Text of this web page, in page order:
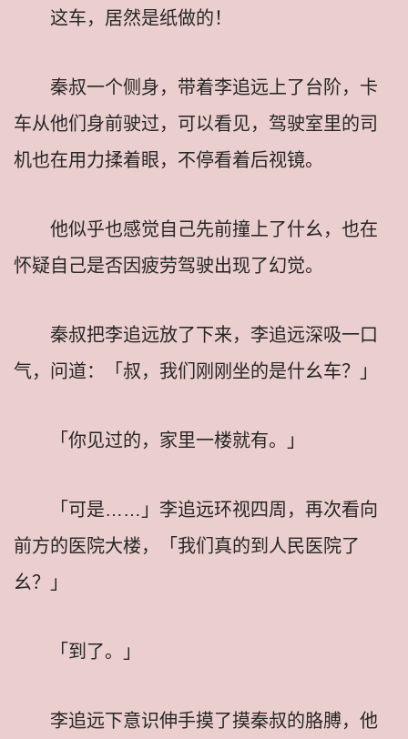
这车，居然是纸做的！
秦叔一个侧身，带着李追远上了台阶，卡
车从他们身前驶过，可以看见，驾驶室里的司
机也在用力揉着眼，不停看着后视镜。
他似乎也感觉自己先前撞上了什幺，也在
怀疑自己是否因疲劳驾驶出现了幻觉。
秦叔把李追远放了下来，李追远深吸一口
气，问道：「叔，我们刚刚坐的是什幺车？」
「你见过的，家里一楼就有。」
「可是……」李追远环视四周，再次看向
前方的医院大楼，「我们真的到人民医院了
幺？」
「到了。」
李追远下意识伸手摸了摸秦叔的胳膊，他